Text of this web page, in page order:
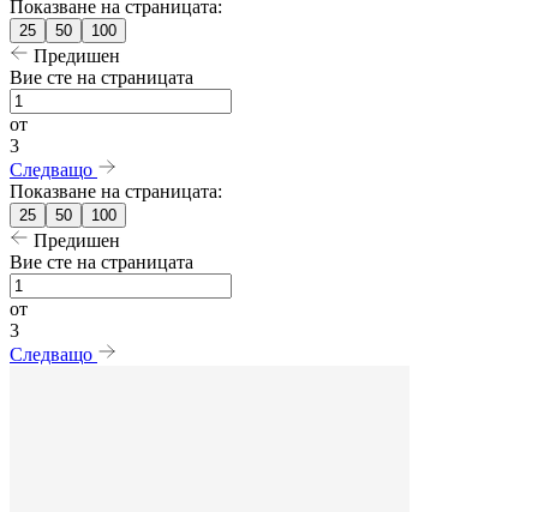
Показване на страницата:
25 50 100
Предишен
Вие сте на страницата
от
3
Следващо
Показване на страницата:
25 50 100
Предишен
Вие сте на страницата
от
3
Следващо